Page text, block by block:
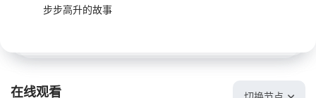
步步高升的故事
在线观看